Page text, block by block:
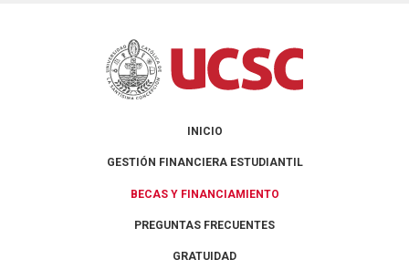
INICIO
GESTIÓN FINANCIERA ESTUDIANTIL
BECAS Y FINANCIAMIENTO
PREGUNTAS FRECUENTES
GRATUIDAD